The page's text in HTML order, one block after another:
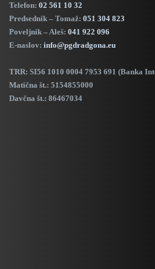
Telefon: 02 561 10 32
Predsednik – Tomaž: 051 304 823
Poveljnik – Aleš: 041 922 096
E-naslov: info@pgdradgona.eu
TRR: SI56 1010 0004 7953 691 (Banka
Matična št.: 5154855000
Davčna št.: 86467034